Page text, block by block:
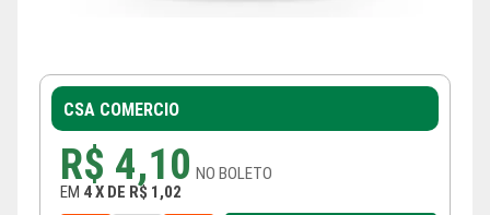
CSA COMERCIO
R$ 4,10 NO BOLETO
EM 4X DE R$ 1,02